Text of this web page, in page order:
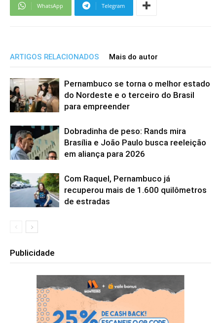
WhatsApp Telegram
ARTIGOS RELACIONADOS Mais do autor
Pernambuco se torna o melhor estado
do Nordeste e o terceiro do Brasil
para empreender
Dobradinha de peso: Rands mira
Brasília e João Paulo busca reeleição
em aliança para 2026
Com Raquel, Pernambuco já
recuperou mais de 1.600 quilômetros
de estradas
Publicidade